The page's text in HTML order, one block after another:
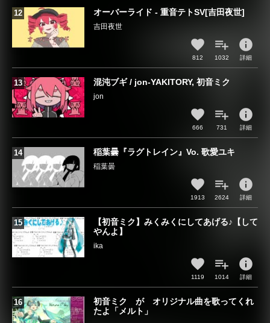
オーバーライド - 重音テトSV[吉田夜世]
吉田夜世
812 1032
info
詳細
混沌ブギ / jon-YAKITORY, 初音ミク
jon
666 731
info
詳細
稲葉曇『ラグトレイン』Vo. 歌愛ユキ
稲葉曇
1913 2624
info
詳細
【初音ミク】みくみくにしてあげる♪【して
やんよ】
ika
1119 1014
info
詳細
初音ミク が オリジナル曲を歌ってくれ
たよ「メルト」